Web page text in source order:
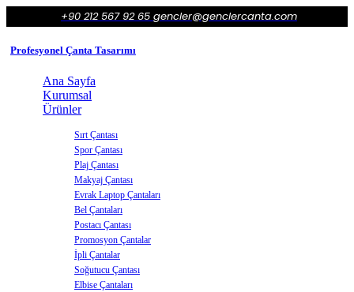
+90 212 567 92 65 gencler@genclercanta.com
Profesyonel Çanta Tasarımı
Ana Sayfa
Kurumsal
Ürünler
Sırt Çantası
Spor Çantası
Plaj Çantası
Makyaj Çantası
Evrak Laptop Çantaları
Bel Çantaları
Postacı Çantası
Promosyon Çantalar
İpli Çantalar
Soğutucu Çantası
Elbise Çantaları